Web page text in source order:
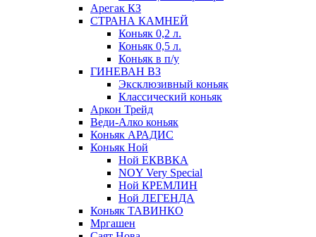
Арегак КЗ
СТРАНА КАМНЕЙ
Коньяк 0,2 л.
Коньяк 0,5 л.
Коньяк в п/у
ГИНЕВАН ВЗ
Эксклюзивный коньяк
Классический коньяк
Аркон Трейд
Веди-Алко коньяк
Коньяк АРАДИС
Коньяк Ной
Ной ЕКВВКА
NOY Very Special
Ной КРЕМЛИН
Ной ЛЕГЕНДА
Коньяк ТАВИНКО
Мргашен